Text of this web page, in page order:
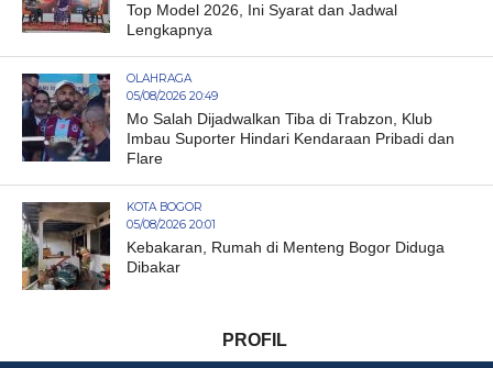
Top Model 2026, Ini Syarat dan Jadwal
Lengkapnya
OLAHRAGA
05/08/2026 20:49
Mo Salah Dijadwalkan Tiba di Trabzon, Klub
Imbau Suporter Hindari Kendaraan Pribadi dan
Flare
KOTA BOGOR
05/08/2026 20:01
Kebakaran, Rumah di Menteng Bogor Diduga
Dibakar
PROFIL